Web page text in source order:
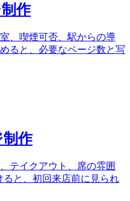
作
、喫煙可否、駅からの導
ると、必要なページ数と写
作
テイクアウト、席の雰囲
と、初回来店前に見られ